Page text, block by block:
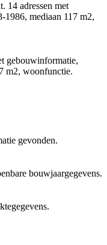
14 adressen met
mediaan 117 m2,
gebouwinformatie,
m2, woonfunctie.
gevonden.
bouwjaargegevens.